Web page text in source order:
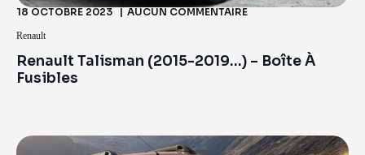
Renault Talisman (2015-2019…) – Boîte À
Fusibles
18 OCTOBRE 2023 AUCUN COMMENTAIRE
Renault